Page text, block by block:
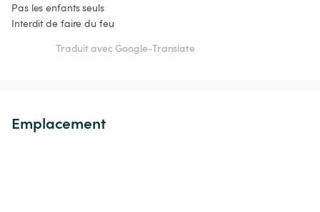
Pas les enfants seuls
Interdit de faire du feu
Traduit avec Google-Translate
Emplacement